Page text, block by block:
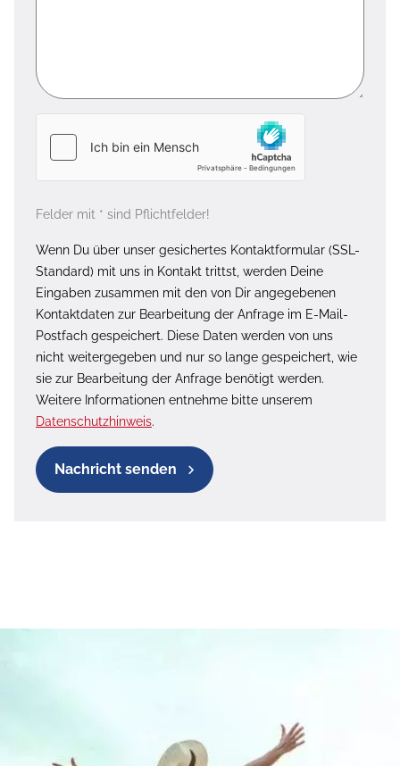
Felder mit * sind Pflichtfelder!
Wenn Du über unser gesichertes Kontaktformular (SSL-
Standard) mit uns in Kontakt trittst, werden Deine
Eingaben zusammen mit den von Dir angegebenen
Kontaktdaten zur Bearbeitung der Anfrage im E-Mail-
Postfach gespeichert. Diese Daten werden von uns
nicht weitergegeben und nur so lange gespeichert, wie
sie zur Bearbeitung der Anfrage benötigt werden.
Weitere Informationen entnehme bitte unserem
Datenschutzhinweis.
Nachricht senden